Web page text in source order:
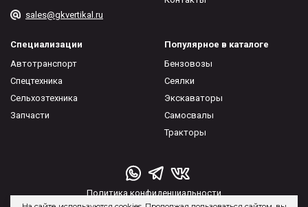
sales@gkvertikal.ru
Специализации
Автотранспорт
Спецтехника
Сельхозтехника
Запчасти
Популярное в каталоге
Бензовозы
Сеялки
Экскаваторы
Самосвалы
Тракторы
Политика конфиденциальности